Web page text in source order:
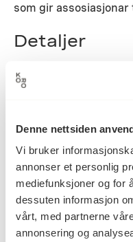
Denne nettsiden
Vi bruker
annonser et personlig
mediefunksjoner og for
dessuten informasjon
vårt, med partnerne
annonsering og
som gir assosiasjonar
Detaljer
Kunstner Bente
Kategori